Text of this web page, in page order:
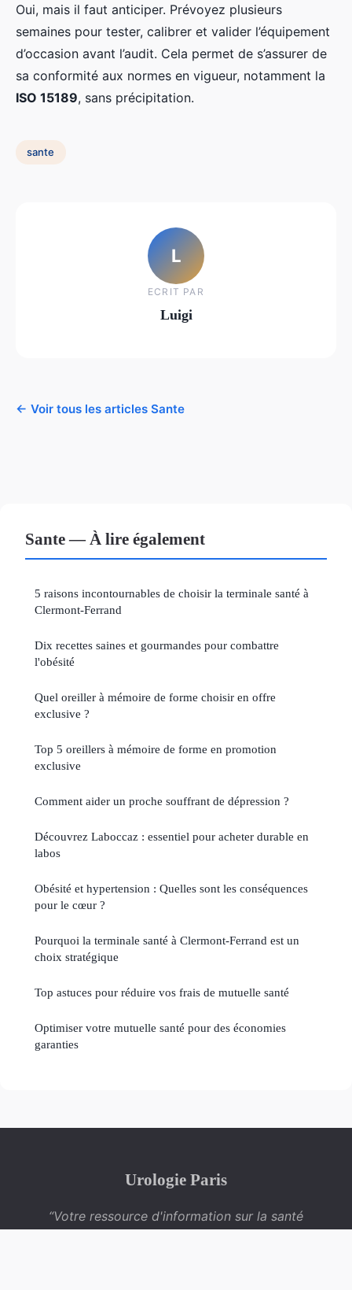
Oui, mais il faut anticiper. Prévoyez plusieurs
semaines pour tester, calibrer et valider l’équipement
d’occasion avant l’audit. Cela permet de s’assurer de
sa conformité aux normes en vigueur, notamment la
ISO 15189, sans précipitation.
sante
L
ECRIT PAR
Luigi
← Voir tous les articles Sante
Sante — À lire également
5 raisons incontournables de choisir la terminale santé à
Clermont-Ferrand
Dix recettes saines et gourmandes pour combattre
l'obésité
Quel oreiller à mémoire de forme choisir en offre
exclusive ?
Top 5 oreillers à mémoire de forme en promotion
exclusive
Comment aider un proche souffrant de dépression ?
Découvrez Laboccaz : essentiel pour acheter durable en
labos
Obésité et hypertension : Quelles sont les conséquences
pour le cœur ?
Pourquoi la terminale santé à Clermont-Ferrand est un
choix stratégique
Top astuces pour réduire vos frais de mutuelle santé
Optimiser votre mutuelle santé pour des économies
garanties
Urologie Paris
“Votre ressource d'information sur la santé